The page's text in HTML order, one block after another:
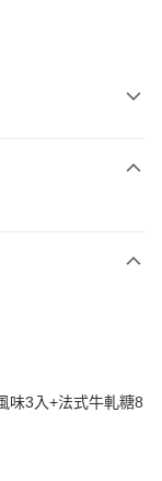
味3入+法式牛軋糖8